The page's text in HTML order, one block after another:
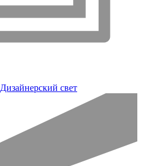
Дизайнерский свет